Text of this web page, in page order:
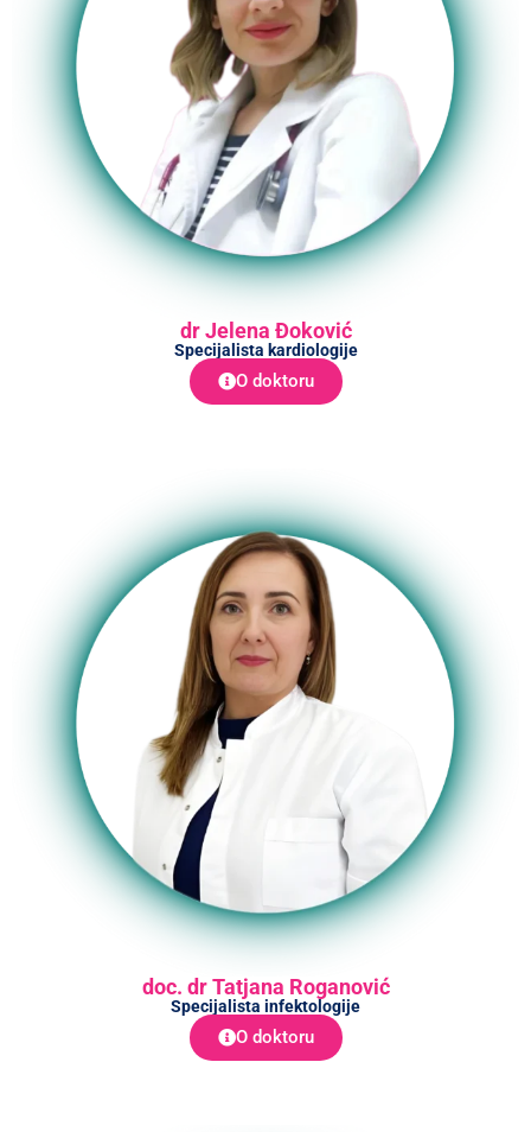
dr Jelena Đoković
Specijalista kardiologije
O doktoru
doc. dr Tatjana Roganović
Specijalista infektologije
O doktoru